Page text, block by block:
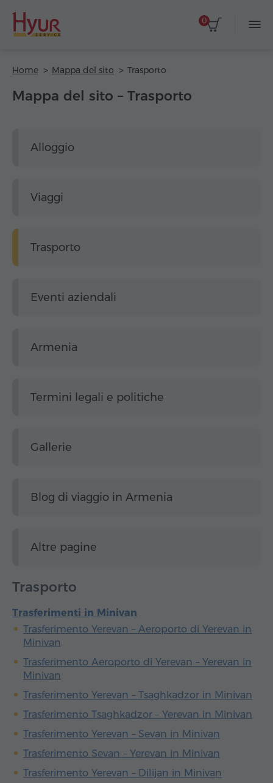
0
Home Mappa del sito Trasporto
Mappa del sito – Trasporto
Alloggio
Viaggi
Trasporto
Eventi aziendali
Armenia
Termini legali e politiche
Gallerie
Blog di viaggio in Armenia
Altre pagine
Trasporto
Trasferimenti in Minivan
Trasferimento Yerevan – Aeroporto di Yerevan in
Minivan
Trasferimento Aeroporto di Yerevan – Yerevan in
Minivan
Trasferimento Yerevan – Tsaghkadzor in Minivan
Trasferimento Tsaghkadzor – Yerevan in Minivan
Trasferimento Yerevan – Sevan in Minivan
Trasferimento Sevan – Yerevan in Minivan
Trasferimento Yerevan – Dilijan in Minivan